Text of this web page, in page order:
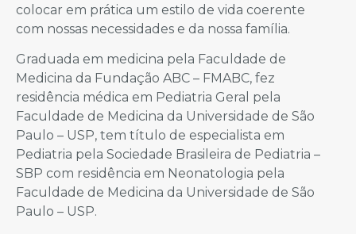
colocar em prática um estilo de vida coerente
com nossas necessidades e da nossa família.
Graduada em medicina pela Faculdade de
Medicina da Fundação ABC – FMABC, fez
residência médica em Pediatria Geral pela
Faculdade de Medicina da Universidade de São
Paulo – USP, tem título de especialista em
Pediatria pela Sociedade Brasileira de Pediatria –
SBP com residência em Neonatologia pela
Faculdade de Medicina da Universidade de São
Paulo – USP.